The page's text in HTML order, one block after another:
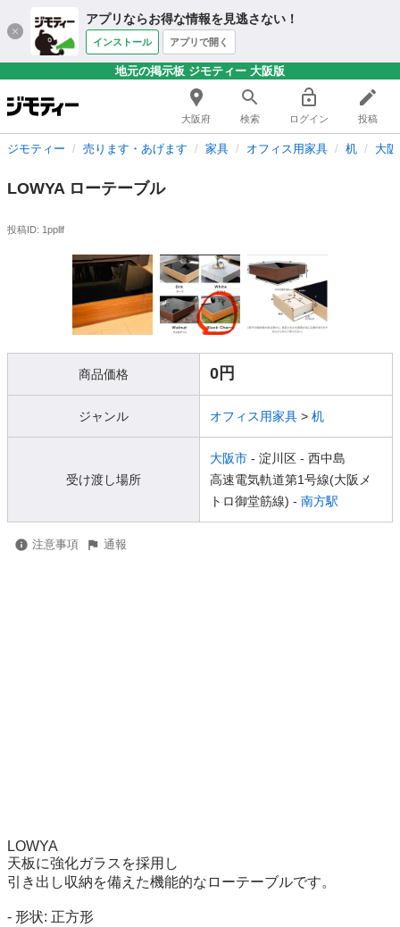
アプリならお得な情報を見逃さない！
インストール アプリで開く
地元の掲示板 ジモティー 大阪版
大阪府 検索 ログイン 投稿
ジモティー 売ります・あげます 家具 オフィス用家具 机 大
LOWYA ローテーブル
投稿ID: 1ppllf
商品価格 0円
ジャンル オフィス用家具 > 机
受け渡し場所
大阪市 - 淀川区 - 西中島
高速電気軌道第1号線(大阪メ
トロ御堂筋線) - 南方駅
注意事項 通報
LOWYA
天板に強化ガラスを採用し
引き出し収納を備えた機能的なローテーブルです。
- 形状: 正方形